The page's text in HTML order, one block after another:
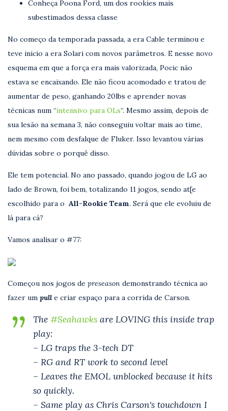
Conheça Poona Ford, um dos rookies mais
subestimados dessa classe
No começo da temporada passada, a era Cable terminou e
teve inicio a era Solari com novos parâmetros. E nesse novo
esquema em que a força era mais valorizada, Pocic não
estava se encaixando. Ele não ficou acomodado e tratou de
aumentar de peso, ganhando 20lbs e aprender novas
técnicas num “intensivo para OLs“. Mesmo assim, depois de
sua lesão na semana 3, não conseguiu voltar mais ao time,
nem mesmo com desfalque de Fluker. Isso levantou várias
dúvidas sobre o porquê disso.
Ele tem potencial. No ano passado, quando jogou de LG ao
lado de Brown, foi bem, totalizando 11 jogos, sendo at[e
escolhido para o All-Rookie Team. Será que ele evoluiu de
lá para cá?
Vamos analisar o #77:
Começou nos jogos de preseason demonstrando técnica ao
fazer um pull e criar espaço para a corrida de Carson.
The #Seahawks are LOVING this inside trap
play:
– LG traps the 3-tech DT
– RG and RT work to second level
– Leaves the EMOL unblocked because it hits
so quickly.
– Same play as Chris Carson's touchdown I